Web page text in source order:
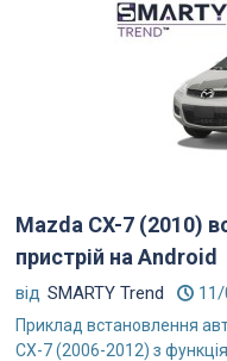
Mazda CX-7 (2010)
пристрій на Android
від SMARTY Trend
Приклад встановлення
CX-7 (2006-2012) з